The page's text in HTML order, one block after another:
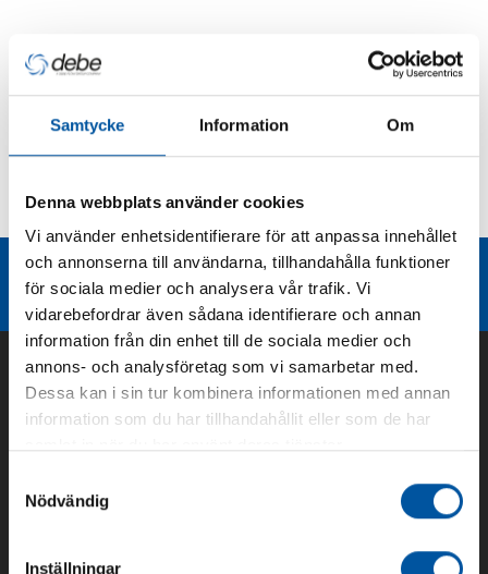
Samtycke Information Om
Denna webbplats använder cookies
Vi använder enhetsidentifierare för att anpassa innehållet
och annonserna till användarna, tillhandahålla funktioner
för sociala medier och analysera vår trafik. Vi
vidarebefordrar även sådana identifierare och annan
information från din enhet till de sociala medier och
annons- och analysföretag som vi samarbetar med.
Dessa kan i sin tur kombinera informationen med annan
information som du har tillhandahållit eller som de har
Nödvändig
Inställningar
Produktbeskrivning
Kurvor
Liknande produktgrupper